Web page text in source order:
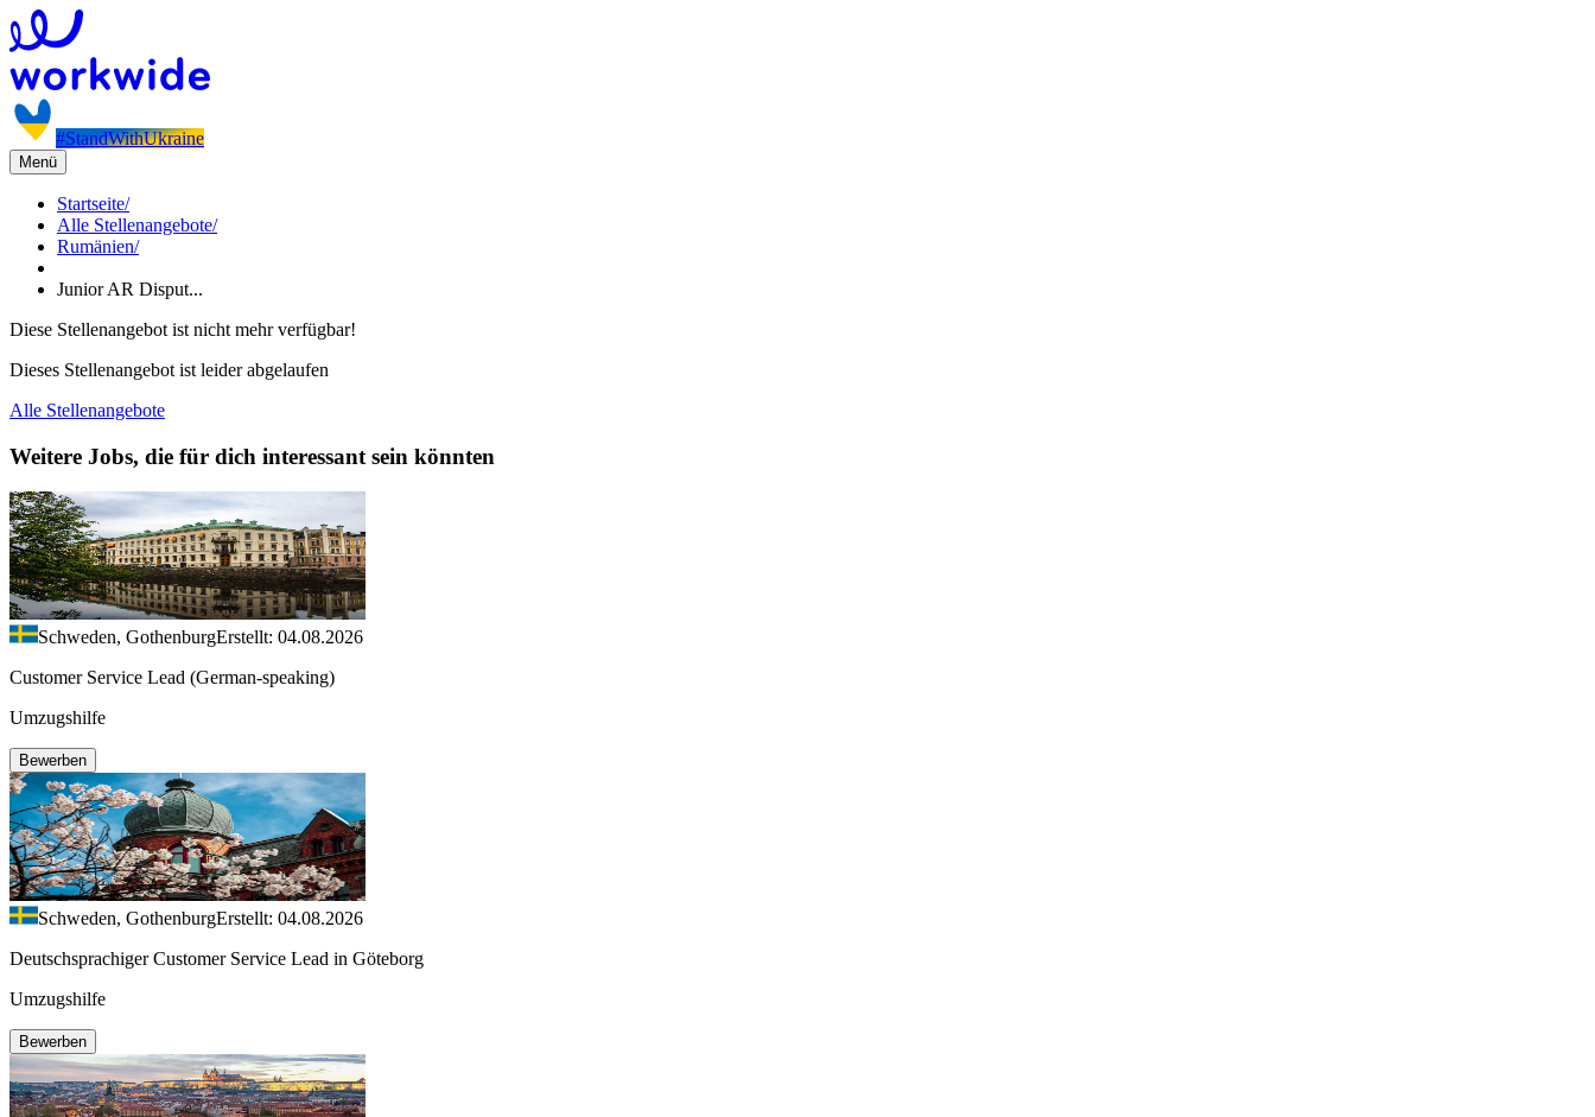
#StandWithUkraine
Menü
Startseite/
Alle Stellenangebote/
Rumänien/
Junior AR Disput...
Diese Stellenangebot ist nicht mehr verfügbar!
Dieses Stellenangebot ist leider abgelaufen
Alle Stellenangebote
Weitere Jobs, die für dich interessant sein könnten
Schweden, GothenburgErstellt: 04.08.2026
Customer Service Lead (German-speaking)
Umzugshilfe
Bewerben
Schweden, GothenburgErstellt: 04.08.2026
Deutschsprachiger Customer Service Lead in Göteborg
Umzugshilfe
Bewerben